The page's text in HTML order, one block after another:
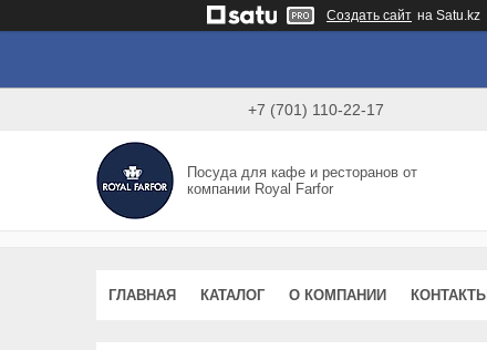
Создать сайт на Satu.kz
+7 (701) 110-22-17
Посуда для кафе и ресторанов от
компании Royal Farfor
ГЛАВНАЯ КАТАЛОГ О КОМПАНИИ КОНТАКТЫ